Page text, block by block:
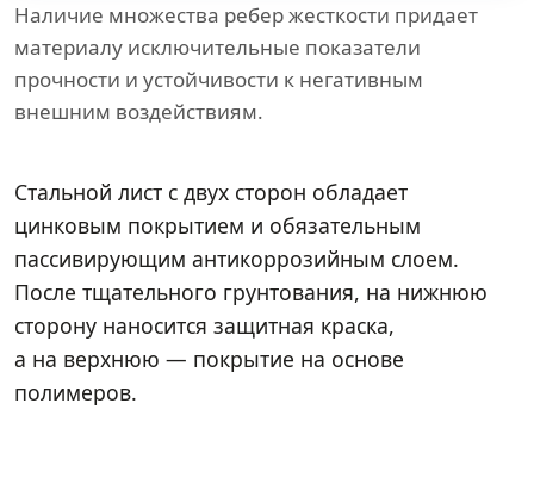
Наличие множества ребер жесткости придает
материалу исключительные показатели
прочности и устойчивости к негативным
внешним воздействиям.
Стальной лист с двух сторон обладает
цинковым покрытием и обязательным
пассивирующим антикоррозийным слоем.
После тщательного грунтования, на нижнюю
сторону наносится защитная краска,
а на верхнюю — покрытие на основе
полимеров.